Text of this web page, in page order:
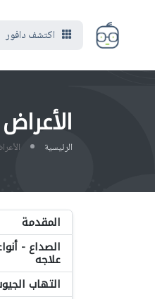
اكتشف دافور
الرئيسية
المقدمة
الصداع -
علاجه
التهاب